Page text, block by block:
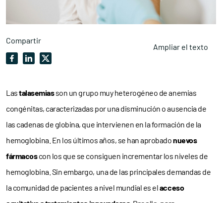
Compartir
Ampliar el texto
Lastalasemiasson un grupo muy heterogéneo de anemias
congénitas, caracterizadas por una disminución o ausencia de
las cadenas de globina, que intervienen en la formación de la
hemoglobina. En los últimos años, se han aprobadonuevos
fármacoscon los que se consiguen incrementar los niveles de
hemoglobina. Sin embargo, una de las principales demandas de
la comunidad de pacientes a nivel mundial es elacceso